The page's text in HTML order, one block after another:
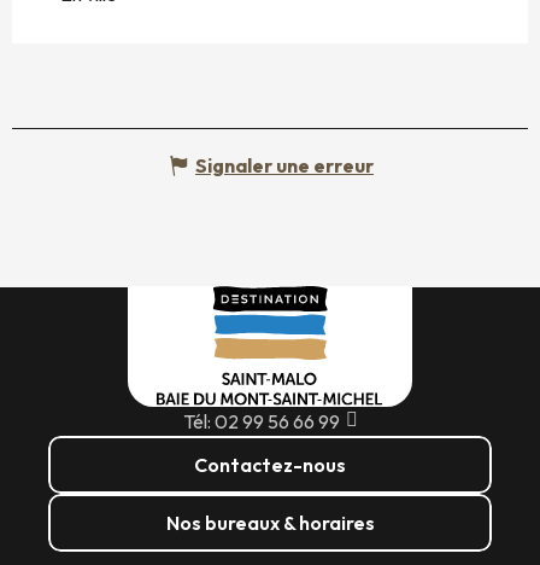
Signaler une erreur
Tél: 02 99 56 66 99
Contactez-nous
Nos bureaux & horaires